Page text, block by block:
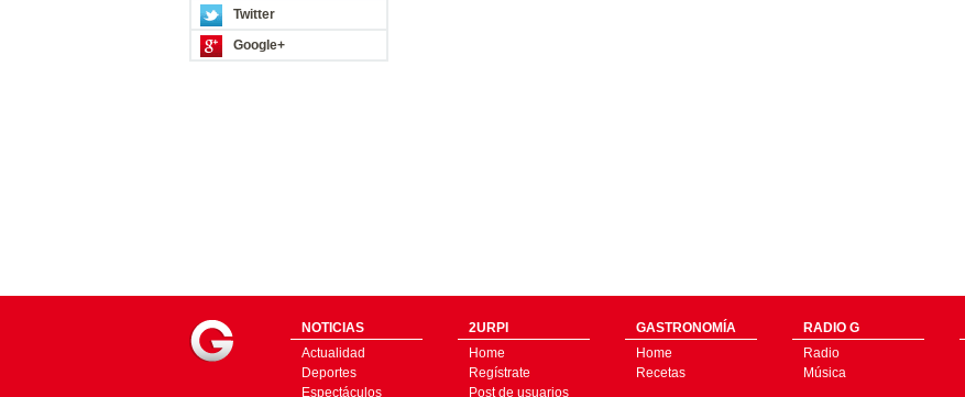
Twitter
Google+
NOTICIAS
Actualidad
Deportes
Espectáculos
2URPI
Home
Regístrate
Post de usuarios
GASTRONOMÍA
Home
Recetas
RADIO G
Radio
Música